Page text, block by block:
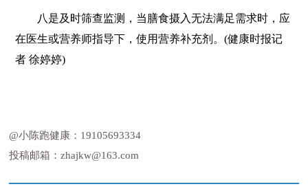
八是及时筛查监测，当膳食摄入无法满足需求时，应
在医生或营养师指导下，使用营养补充剂。(健康时报记
者 徐婷婷)
@小陈跑健康：19105693334
投稿邮箱：zhajkw@163.com